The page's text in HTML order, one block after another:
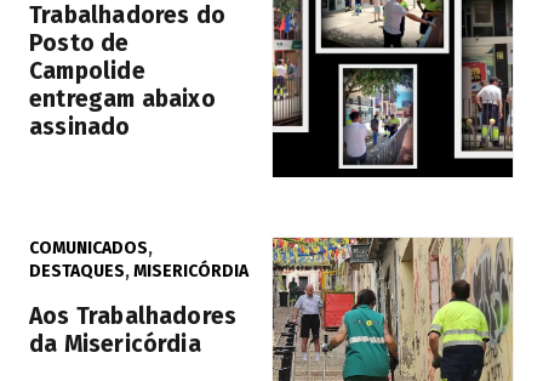
Trabalhadores do
Posto de
Campolide
entregam abaixo
assinado
COMUNICADOS,
DESTAQUES,MISERICÓRDIA
Aos Trabalhadores
da Misericórdia